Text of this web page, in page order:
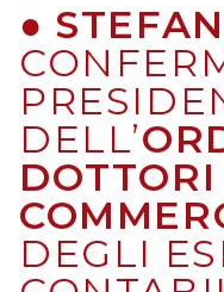
●
DELL’
DOTTORI
DEGLI